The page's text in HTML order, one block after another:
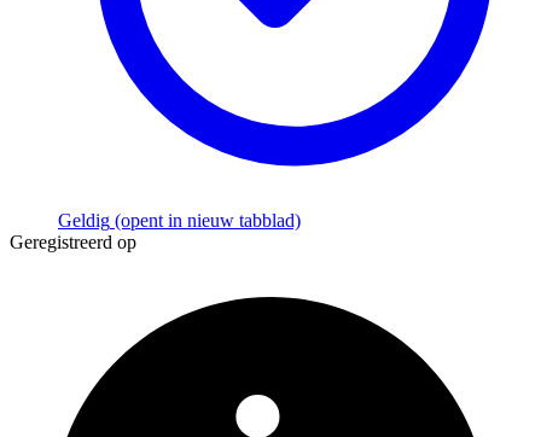
Geldig (opent in nieuw tabblad)
Geregistreerd op